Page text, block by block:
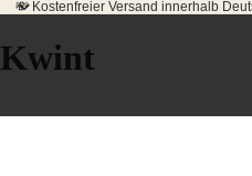
💸 Kostenfreier Versand innerhalb
Kwint